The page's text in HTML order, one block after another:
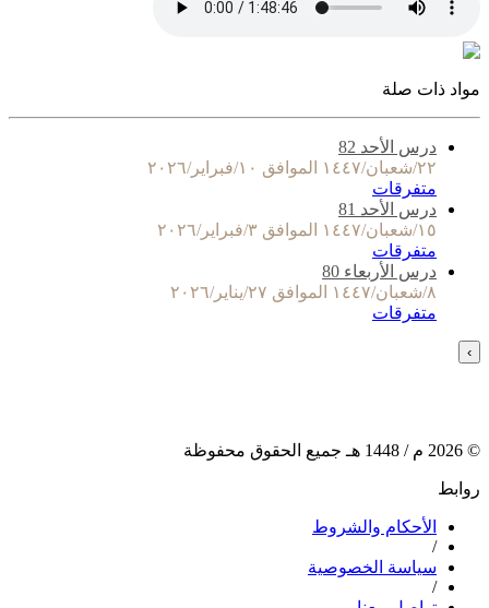
مواد ذات صلة
درس الأحد 82
٢٢/شعبان/١٤٤٧ الموافق ١٠/فبراير/٢٠٢٦
متفرقات
درس الأحد 81
١٥/شعبان/١٤٤٧ الموافق ٣/فبراير/٢٠٢٦
متفرقات
درس الأربعاء 80
٨/شعبان/١٤٤٧ الموافق ٢٧/يناير/٢٠٢٦
متفرقات
›
©
2026 م / 1448 هـ جميع الحقوق محفوظة
روابط
الأحكام والشروط
/
سياسة الخصوصية
/